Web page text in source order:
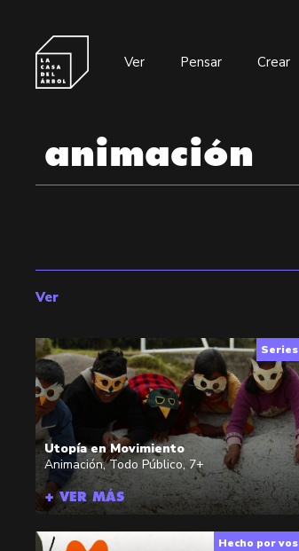
Ver Pensar Crear
Ver
Series
Utopía en Movimiento
Animación,Todo Público,7+
+ VER MÁS
Hecho por vos